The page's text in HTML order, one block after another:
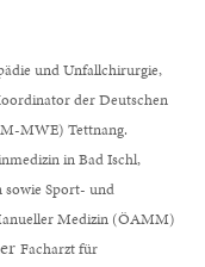
und Unfallchirurgie,
der Deutschen
MWE) Tettnang.
in Bad Ischl,
sowie Sport- und
Medizin (ÖAMM)
Facharzt für